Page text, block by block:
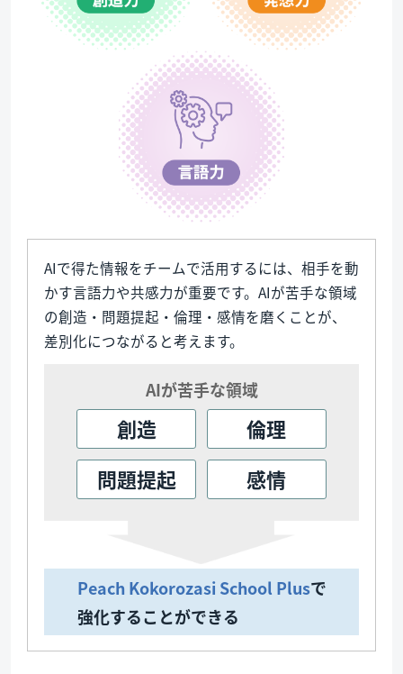
AIで得た情報をチームで活用するには、相手を動
かす言語力や共感力が重要です。AIが苦手な領域
の創造・問題提起・倫理・感情を磨くことが、
差別化につながると考えます。
AIが苦手な領域
創造
倫理
問題提起
感情
Peach Kokorozasi School Plusで
強化することができる